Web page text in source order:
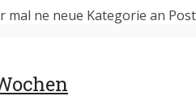
mal ne neue Kategorie an